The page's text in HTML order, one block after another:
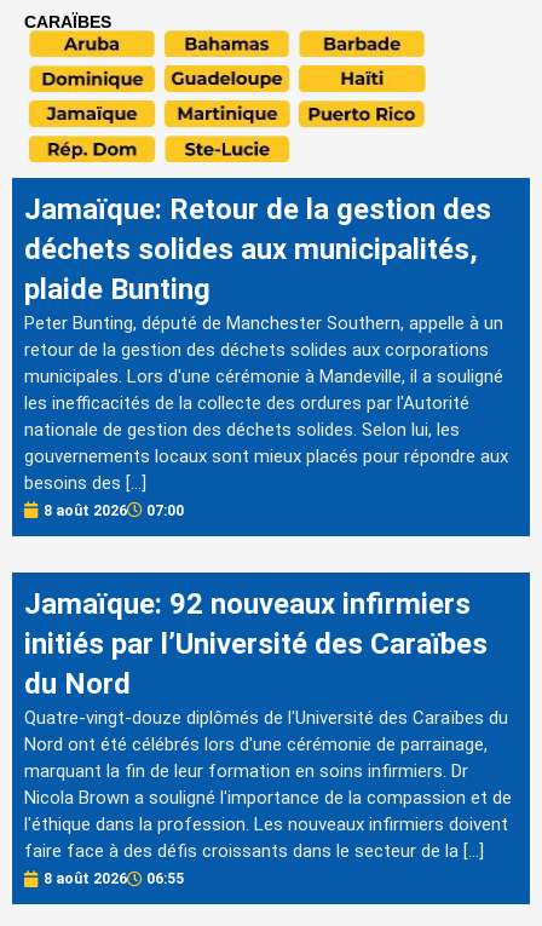
CARAÏBES
Jamaïque: Retour de la gestion des
déchets solides aux municipalités,
plaide Bunting
Peter Bunting, député de Manchester Southern, appelle à un
retour de la gestion des déchets solides aux corporations
municipales. Lors d'une cérémonie à Mandeville, il a souligné
les inefficacités de la collecte des ordures par l'Autorité
nationale de gestion des déchets solides. Selon lui, les
gouvernements locaux sont mieux placés pour répondre aux
besoins des […]
8 août 2026 07:00
Jamaïque: 92 nouveaux infirmiers
initiés par l’Université des Caraïbes
du Nord
Quatre-vingt-douze diplômés de l'Université des Caraïbes du
Nord ont été célébrés lors d'une cérémonie de parrainage,
marquant la fin de leur formation en soins infirmiers. Dr
Nicola Brown a souligné l'importance de la compassion et de
l'éthique dans la profession. Les nouveaux infirmiers doivent
faire face à des défis croissants dans le secteur de la […]
8 août 2026 06:55